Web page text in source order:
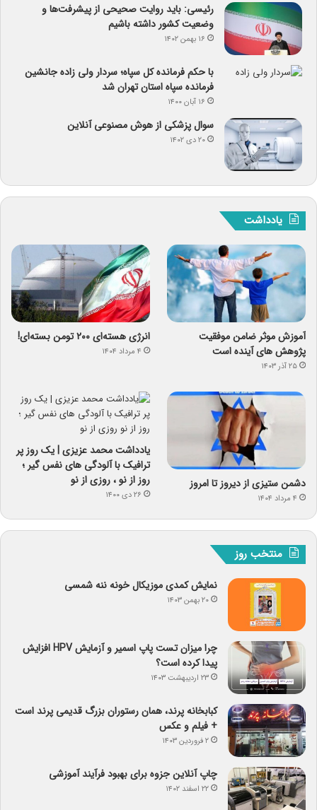
رئیسی: باید روایت صحیحی از پیشرفت‌ها و
وضعیت کشور داشته باشیم
۱۶ بهمن ۱۴۰۲
با حکم فرمانده کل سپاه؛ سردار ولی زاده جانشین
فرمانده سپاه استان تهران شد
۱۶ آبان ۱۴۰۰
سوال پزشکی از هوش مصنوعی آنلاین
۲۰ دی ۱۴۰۲
یادداشت
آموزش موثر ضامن موفقیت
پژوهش های آینده است
۲۵ آذر ۱۴۰۳
انرژی هسته‌ای ۲۰۰ تومن بسته‌ای!
۴ مرداد ۱۴۰۴
دشمن ستیزی از دیروز تا امروز
۴ مرداد ۱۴۰۴
یادداشت محمد عزیزی | یک روز پر
ترافیک با آلودگی های نفس گیر ؛
روز از نو ، روزی از نو
۲۶ دی ۱۴۰۰
منتخب روز
نمایش کمدی موزیکال خونه ننه شمسی
۲۰ بهمن ۱۴۰۳
چرا میزان تست پاپ اسمیر و آزمایش HPV افزایش
پیدا کرده است؟
۲۳ اردیبهشت ۱۴۰۳
کبابخانه پرند، همان رستوران بزرگ قدیمی پرند است
+ فیلم و عکس
۲ فروردین ۱۴۰۳
چاپ آنلاین جزوه برای بهبود فرآیند آموزشی
۲۲ اسفند ۱۴۰۲